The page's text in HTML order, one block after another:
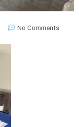
No Comments